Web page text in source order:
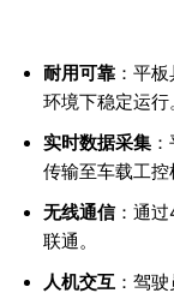
耐用可靠：平板
环境下稳定运行
实时数据采集：
传输至车载工控
无线通信：通过
联通。
人机交互：驾驶